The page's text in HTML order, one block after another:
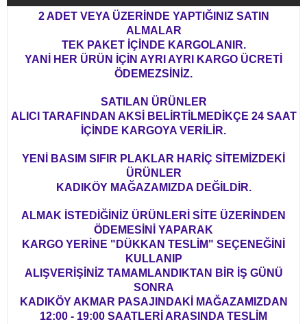
2 ADET VEYA ÜZERİNDE YAPTIĞINIZ SATIN
ALMALAR
TEK PAKET İÇİNDE KARGOLANIR.
YANİ HER ÜRÜN İÇİN AYRI AYRI KARGO ÜCRETİ
ÖDEMEZSİNİZ.
SATILAN ÜRÜNLER
ALICI TARAFINDAN AKSİ BELİRTİLMEDİKÇE 24 SAAT
İÇİNDE KARGOYA VERİLİR.
YENİ BASIM SIFIR PLAKLAR HARİÇ SİTEMİZDEKİ
ÜRÜNLER
KADIKÖY MAĞAZAMIZDA DEĞİLDİR.
ALMAK İSTEDİĞİNİZ ÜRÜNLERİ SİTE ÜZERİNDEN
ÖDEMESİNİ YAPARAK
KARGO YERİNE "DÜKKAN TESLİM" SEÇENEĞİNİ
KULLANIP
ALIŞVERİŞİNİZ TAMAMLANDIKTAN BİR İŞ GÜNÜ
SONRA
KADIKÖY AKMAR PASAJINDAKİ MAĞAZAMIZDAN
12:00 - 19:00 SAATLERİ ARASINDA TESLİM